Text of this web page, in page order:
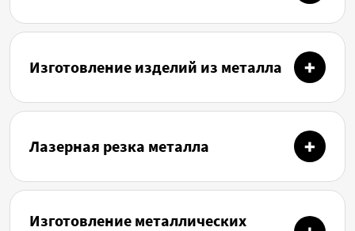
Изготовление изделий из металла
Лазерная резка металла
Изготовление металлических